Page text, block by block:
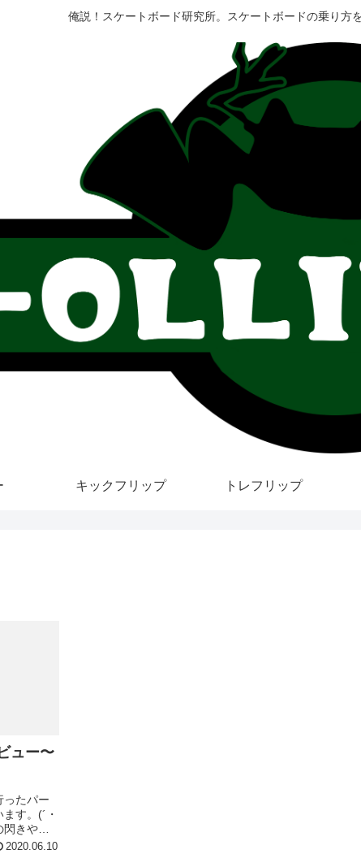
俺説！スケートボード研究所。スケートボードの乗り方
キックフリップ トレフリップ
ュー〜
ったパー
す。(´・
きや気
オーリー
2020.06.10